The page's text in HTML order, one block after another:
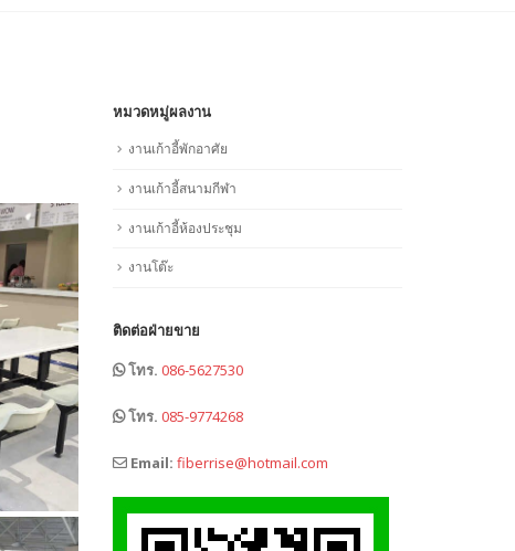
หมวดหมู่ผลงาน
งานเก้าอี้พักอาศัย
งานเก้าอี้สนามกีฬา
งานเก้าอี้ห้องประชุม
งานโต๊ะ
ติดต่อฝ่ายขาย
โทร. 086-5627530
โทร. 085-9774268
Email: fiberrise@hotmail.com